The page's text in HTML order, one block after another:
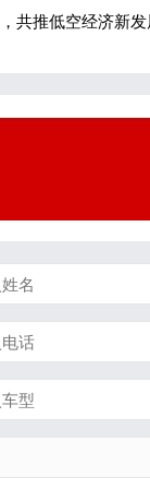
共推低空经济新发